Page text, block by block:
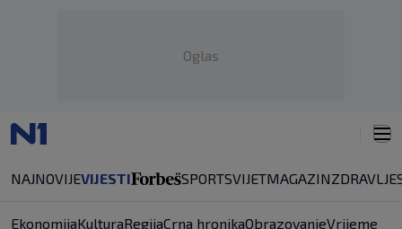
Oglas
NAJNOVIJEVIJESTI SPORTSVIJETMAGAZINZDRAVLJE
EkonomijaKulturaRegijaCrna hronikaObrazovanjeVrijeme